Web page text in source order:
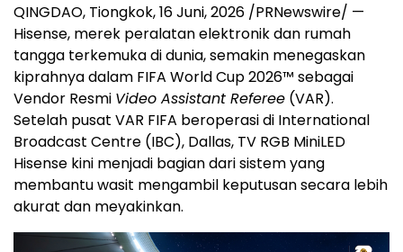
QINGDAO, Tiongkok,16 Juni, 2026 /PRNewswire/ —
Hisense, merek peralatan elektronik dan rumah
tangga terkemuka di dunia, semakin menegaskan
kiprahnya dalam FIFA World Cup 2026™ sebagai
Vendor Resmi Video Assistant Referee (VAR).
Setelah pusat VAR FIFA beroperasi di International
Broadcast Centre (IBC), Dallas, TV RGB MiniLED
Hisense kini menjadi bagian dari sistem yang
membantu wasit mengambil keputusan secara lebih
akurat dan meyakinkan.